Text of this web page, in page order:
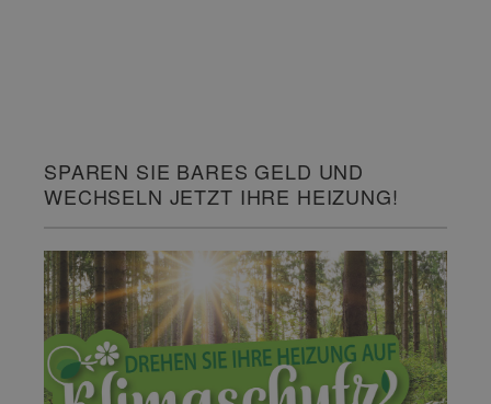
SPAREN SIE BARES GELD UND
WECHSELN JETZT IHRE HEIZUNG!